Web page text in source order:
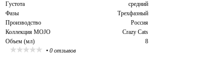
Густота
средний
Фазы
Трехфазный
Производство
Россия
Коллекция MOJO
Crazy Cats
Объем (мл)
8
• 0 отзывов